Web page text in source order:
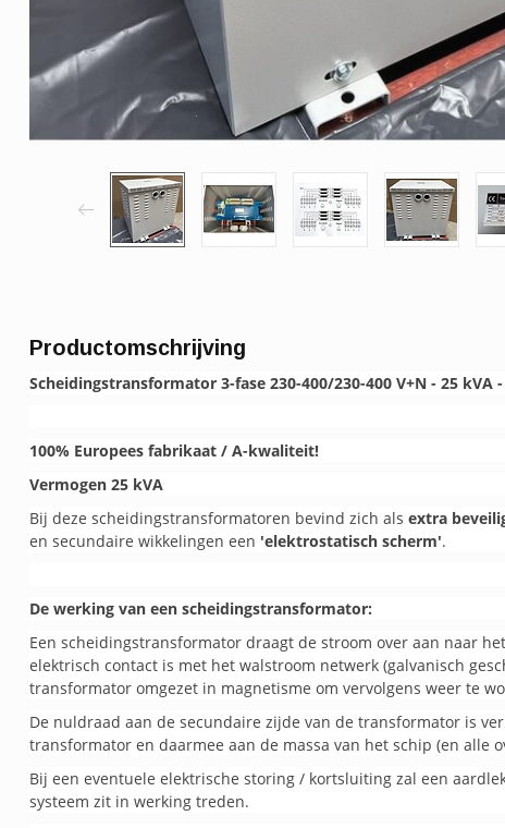
Productomschrijving
Scheidingstransformator 3-fase 230-400/230-400 V+N - 25 kVA
100% Europees fabrikaat / A-kwaliteit!
Vermogen 25 kVA
Bij deze scheidingstransformatoren bevind zich als extra
en secundaire wikkelingen een 'elektrostatisch scherm'.
De werking van een scheidingstransformator:
Een scheidingstransformator draagt de stroom over aan naar
elektrisch contact is met het walstroom netwerk (galvanisch
transformator omgezet in magnetisme om vervolgens weer te
De nuldraad aan de secundaire zijde van de transformator is
transformator en daarmee aan de massa van het schip (en alle
Bij een eventuele elektrische storing / kortsluiting zal een
systeem zit in werking treden.